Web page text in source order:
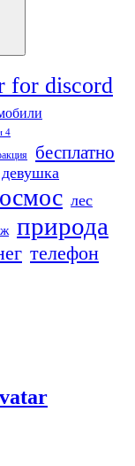
for discord
4
бесплатно
девушка
лес
природа
телефон